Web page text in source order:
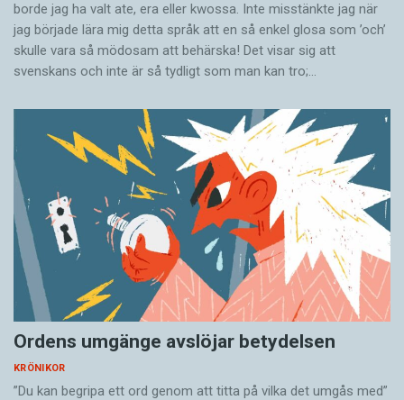
borde jag ha valt ate, era eller kwossa. Inte misstänkte jag när
jag började lära mig detta språk att en så enkel glosa som ’och’
skulle vara så mödosam att behärska! Det visar sig att
svenskans och inte är så tydligt som man kan tro;…
Ordens umgänge avslöjar betydelsen
KRÖNIKOR
”Du kan begripa ett ord genom att titta på vilka det umgås med”